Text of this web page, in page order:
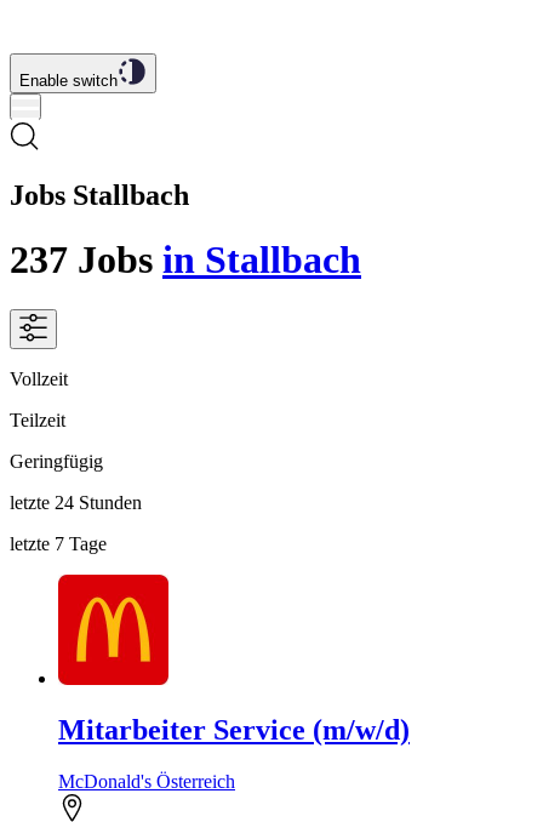
Enable switch
Jobs Stallbach
237 Jobs in Stallbach
Vollzeit
Teilzeit
Geringfügig
letzte 24 Stunden
letzte 7 Tage
Mitarbeiter Service (m/w/d)
McDonald's Österreich